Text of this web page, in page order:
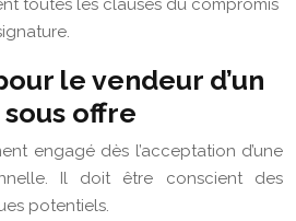
toutes les clauses du compromis
le vendeur d’un
offre
engagé dès l’acceptation d’une
Il doit être conscient des
potentiels.